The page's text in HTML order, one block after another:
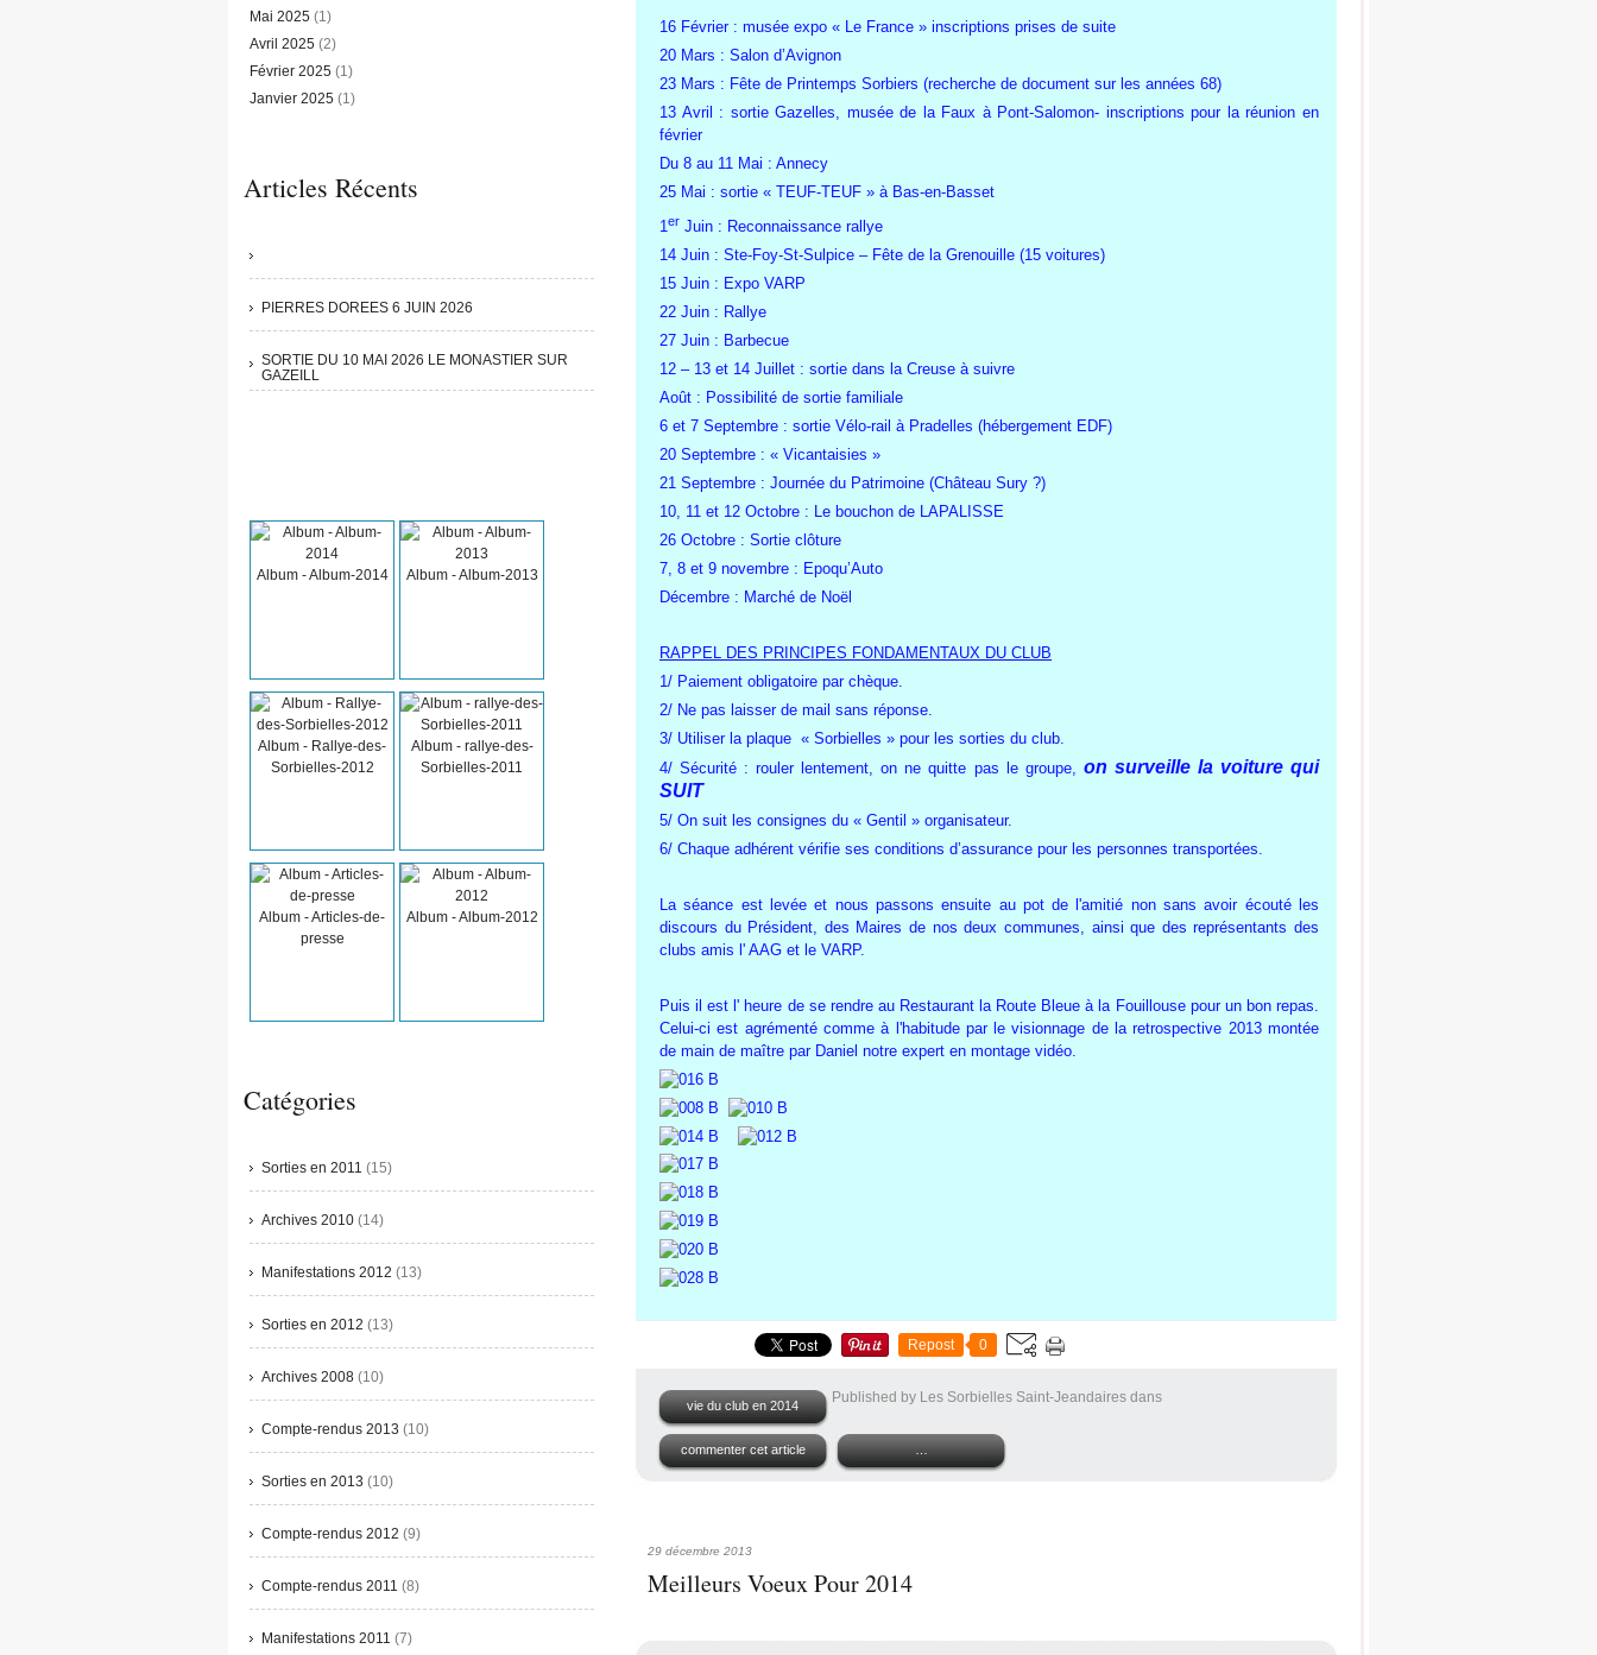
Mai 2025 (1)
Avril 2025 (2)
Février 2025 (1)
Janvier 2025 (1)
Articles Récents
PIERRES DOREES 6 JUIN 2026
SORTIE DU 10 MAI 2026 LE MONASTIER SUR
GAZEILL
Album - Album-2014 Album - Album-2013
Album - Rallye-des-
Sorbielles-2012
Album - rallye-des-
Sorbielles-2011
Album - Articles-de-
presse
Album - Album-2012
Catégories
Sorties en 2011 (15)
Archives 2010 (14)
Manifestations 2012 (13)
Sorties en 2012 (13)
Archives 2008 (10)
Compte-rendus 2013 (10)
Sorties en 2013 (10)
Compte-rendus 2012 (9)
Compte-rendus 2011 (8)
Manifestations 2011 (7)
16 Février : musée expo « Le France » inscriptions prises de suite
20 Mars : Salon d’Avignon
23 Mars : Fête de Printemps Sorbiers (recherche de document sur les années 68)
13 Avril : sortie Gazelles, musée de la Faux à Pont-Salomon- inscriptions pour la réunion en
février
Du 8 au 11 Mai : Annecy
25 Mai : sortie « TEUF-TEUF » à Bas-en-Basset
1er Juin : Reconnaissance rallye
14 Juin : Ste-Foy-St-Sulpice – Fête de la Grenouille (15 voitures)
15 Juin : Expo VARP
22 Juin : Rallye
27 Juin : Barbecue
12 – 13 et 14 Juillet : sortie dans la Creuse à suivre
Août : Possibilité de sortie familiale
6 et 7 Septembre : sortie Vélo-rail à Pradelles (hébergement EDF)
20 Septembre : « Vicantaisies »
21 Septembre : Journée du Patrimoine (Château Sury ?)
10, 11 et 12 Octobre : Le bouchon de LAPALISSE
26 Octobre : Sortie clôture
7, 8 et 9 novembre : Epoqu’Auto
Décembre : Marché de Noël
RAPPEL DES PRINCIPES FONDAMENTAUX DU CLUB
1/ Paiement obligatoire par chèque.
2/ Ne pas laisser de mail sans réponse.
3/ Utiliser la plaque « Sorbielles » pour les sorties du club.
4/ Sécurité : rouler lentement, on ne quitte pas le groupe, on surveille la voiture qui
SUIT
5/ On suit les consignes du « Gentil » organisateur.
6/ Chaque adhérent vérifie ses conditions d’assurance pour les personnes transportées.
La séance est levée et nous passons ensuite au pot de l'amitié non sans avoir écouté les
discours du Président, des Maires de nos deux communes, ainsi que des représentants des
clubs amis l' AAG et le VARP.
Puis il est l' heure de se rendre au Restaurant la Route Bleue à la Fouillouse pour un bon repas.
Celui-ci est agrémenté comme à l'habitude par le visionnage de la retrospective 2013 montée
de main de maître par Daniel notre expert en montage vidéo.
Repost 0
Published by Les Sorbielles Saint-Jeandaires dans
vie du club en 2014
commenter cet article …
29 décembre 2013
Meilleurs Voeux Pour 2014